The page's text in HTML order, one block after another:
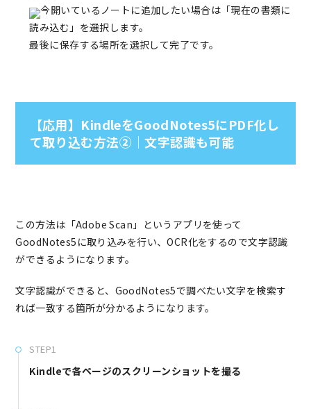
今開いているノートに追加したい場合は「現在の書類に
読み込む」を選択します。
最後に保存する場所を選択して完了です。
【応用】KindleをGoodNotes5にPDF化し
て取り込む方法➁｜文字認識も可能
この方法は「Adobe Scan」というアプリを使って
GoodNotes5に取り込みを行い、OCR化をするので文字認識
ができるようになります。
文字認識ができると、GoodNotes5で調べたい文字を検索す
れば一致する箇所が分かるようになります。
STEP1
Kindleで各ページのスクリーンショットを撮る